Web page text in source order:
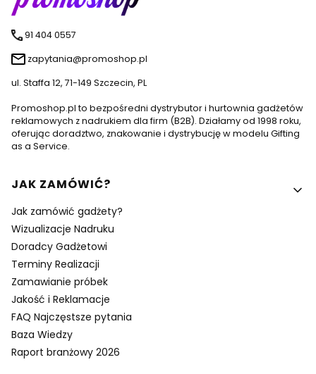
91 404 0557
zapytania@promoshop.pl
ul. Staffa 12, 71-149 Szczecin, PL
Promoshop.pl to bezpośredni dystrybutor i hurtownia gadżetów
reklamowych z nadrukiem dla firm (B2B). Działamy od 1998 roku,
oferując doradztwo, znakowanie i dystrybucję w modelu Gifting
as a Service.
Linki w stopce
JAK ZAMÓWIĆ?
Jak zamówić gadżety?
Wizualizacje Nadruku
Doradcy Gadżetowi
Terminy Realizacji
Zamawianie próbek
Jakość i Reklamacje
FAQ Najczęstsze pytania
Baza Wiedzy
Raport branżowy 2026